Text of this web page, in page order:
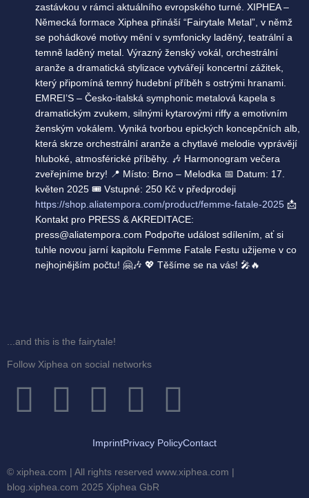
zastávkou v rámci aktuálního evropského turné. XIPHEA –
Německá formace Xiphea přináší “Fairytale Metal”, v němž
se pohádkové motivy mění v symfonicky laděný, teatrální a
temně laděný metal. Výrazný ženský vokál, orchestrální
aranže a dramatická stylizace vytvářejí koncertní zážitek,
který připomíná temný hudební příběh s ostrými hranami.
EMREI’S – Česko-italská symphonic metalová kapela s
dramatickým zvukem, silnými kytarovými riffy a emotivním
ženským vokálem. Vyniká tvorbou epických koncepčních alb,
která skrze orchestrální aranže a chytlavé melodie vyprávějí
hluboké, atmosférické příběhy. 🎶 Harmonogram večera
zveřejníme brzy! 📍 Místo: Brno – Melodka 📅 Datum: 17.
květen 2025 🎟 Vstupné: 250 Kč v předprodeji
https://shop.aliatempora.com/product/femme-fatale-2025 📩
Kontakt pro PRESS & AKREDITACE:
press@aliatempora.com Podpořte událost sdílením, ať si
tuhle novou jarní kapitolu Femme Fatale Festu užijeme v co
nejhojnějším počtu! 🤗🎶 💖 Těšíme se na vás! 🎤🔥
...and this is the fairytale!
Follow Xiphea on social networks
F
c
T
i
I
n
s
G
o
o
Y
o
u
ImprintPrivacy PolicyContact
© xiphea.com | All rights reserved www.xiphea.com |
blog.xiphea.com 2025 Xiphea GbR